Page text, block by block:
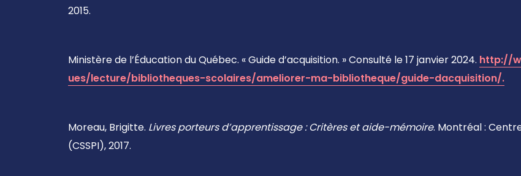
2015.
Ministère de l’Éducation du Québec. « Guide d’acquisition. » Consulté le 17 janvier 2024. http://
ues/lecture/bibliotheques-scolaires/ameliorer-ma-bibliotheque/guide-dacquisition/.
Moreau, Brigitte. Livres porteurs d’apprentissage : Critères et aide-mémoire. Montréal :
(CSSPI), 2017.